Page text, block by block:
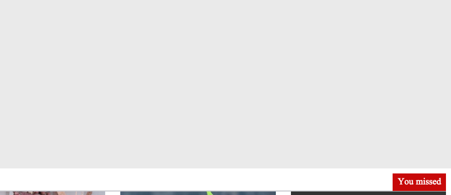
You missed